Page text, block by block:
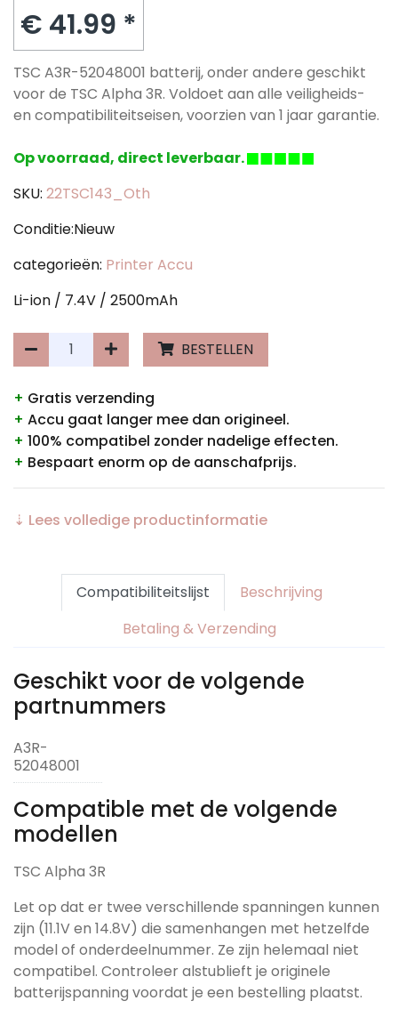
€ 41.99 *
TSC A3R-52048001 batterij, onder andere geschikt
voor de TSC Alpha 3R. Voldoet aan alle veiligheids-
en compatibiliteitseisen, voorzien van 1 jaar garantie.
Op voorraad, direct leverbaar.
SKU: 22TSC143_Oth
Conditie:Nieuw
categorieën: Printer Accu
Li-ion / 7.4V / 2500mAh
BESTELLEN
+ Gratis verzending
+ Accu gaat langer mee dan origineel.
+ 100% compatibel zonder nadelige effecten.
+ Bespaart enorm op de aanschafprijs.
⇣ Lees volledige productinformatie
Compatibiliteitslijst
Beschrijving
Betaling & Verzending
Geschikt voor de volgende
partnummers
A3R-
52048001
Compatible met de volgende
modellen
TSC Alpha 3R
Let op dat er twee verschillende spanningen kunnen
zijn (11.1V en 14.8V) die samenhangen met hetzelfde
model of onderdeelnummer. Ze zijn helemaal niet
compatibel. Controleer alstublieft je originele
batterijspanning voordat je een bestelling plaatst.